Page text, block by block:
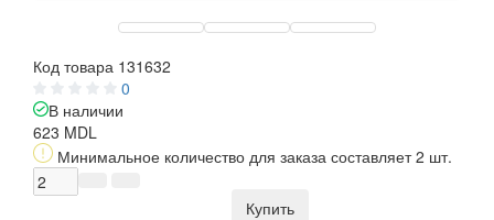
Код товара 131632
0
В наличии
623 MDL
Минимальное количество для заказа составляет 2 шт.
Купить